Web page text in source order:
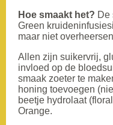
Hoe smaakt het? De
Green
maar niet
Allen zijn suikervrij,
invloed op de
smaak zoeter te
honing toevoegen
beetje hydrolaat
Orange.